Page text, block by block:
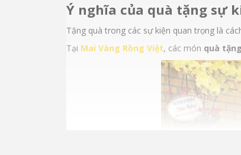
Ý nghĩa của quà tặng sự
Tặng quà trong các sự kiện quan trọng là
Tại Mai Vàng Rồng Việt, các món quà